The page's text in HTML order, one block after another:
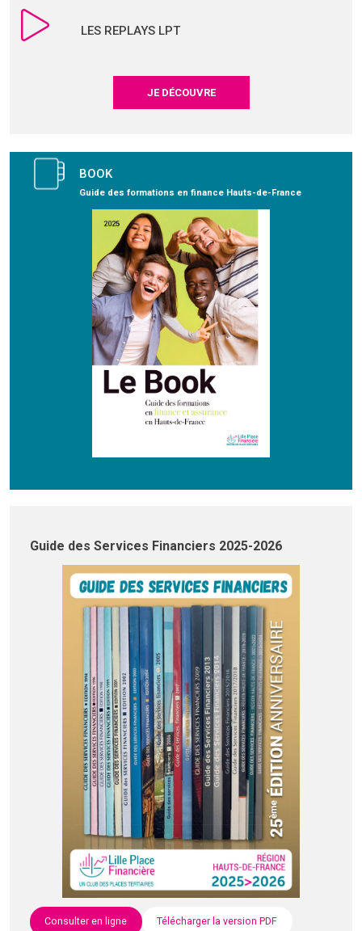
LES REPLAYS LPT
JE DÉCOUVRE
BOOK
Guide des formations en finance Hauts-de-France
Guide des Services Financiers 2025-2026
Consulter en ligne Télécharger la version PDF